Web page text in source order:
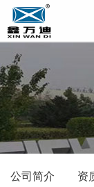
公司简介 资